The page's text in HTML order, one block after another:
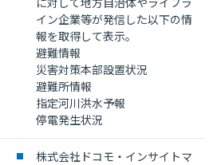
イン企業等が発信した以下の情
報を取得して表示。
避難情報
災害対策本部設置状況
避難所情報
指定河川洪水予報
停電発生状況
株式会社ドコモ・インサイトマ